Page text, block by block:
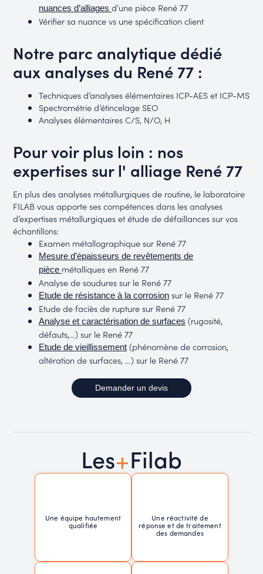
nuances d’alliages d’une pièce René 77
Vérifier sa nuance vs une spécification client
Notre parc analytique dédié
aux analyses du René 77 :
Techniques d’analyses élémentaires ICP-AES et ICP-MS
Spectrométrie d’étincelage SEO
Analyses élémentaires C/S, N/O, H
Pour voir plus loin : nos
expertises sur l' alliage René 77
En plus des analyses métallurgiques de routine, le laboratoire
FILAB vous apporte ses compétences dans les analyses
d’expertises métallurgiques et étude de défaillances sur vos
échantillons:
Examen métallographique sur René 77
Mesure d’épaisseurs de revêtements de
pièce métalliques en René 77
Analyse de soudures sur le René 77
Etude de résistance à la corrosionsur le René 77
Etude de faciès de rupture sur René 77
Analyse et caractérisation de surfaces (rugosité,
défauts,…) sur le René 77
Etude de vieillissement(phénomène de corrosion,
altération de surfaces, …) sur le René 77
Demander un devis
Les+Filab
Une équipe hautement
qualifiée
Une réactivité de
réponse et de traitement
des demandes